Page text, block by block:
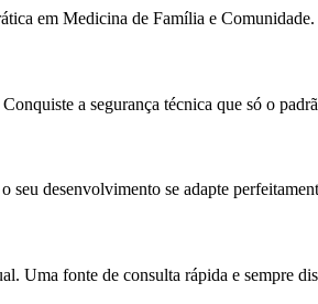
em Medicina de Família e Comunidade.
a segurança técnica que só o
desenvolvimento se adapte
Uma fonte de consulta rápida e sempre